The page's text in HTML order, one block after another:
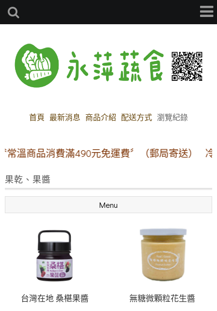
首頁 最新消息 商品介紹 配送方式 瀏覽紀錄
常溫商品消費滿490元免運費〞（郵局寄送）
果乾、果醬
Menu
台灣在地 桑椹果醬
無糖微顆粒花生醬